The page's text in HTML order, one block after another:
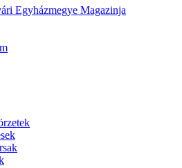
Egyházmegye Magazinja